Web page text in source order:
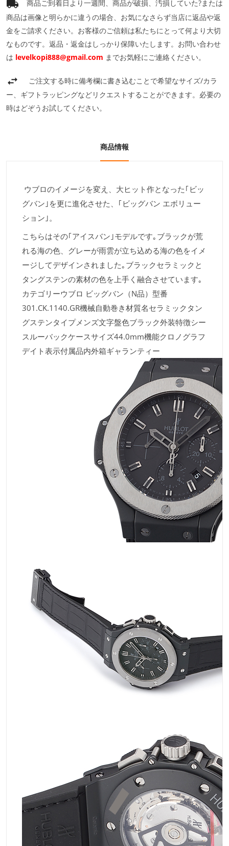
商品ご到着日より一週間、商品が破損、汚損していた?または
商品は画像と明らかに違うの場合、お気になさらず当店に返品や返
金をご請求ください。お客様のご信頼は私たちにとって何より大切
なものです。返品・返金はしっかり保障いたします。お問い合わせ
は levelkopi888@gmail.com までお気軽にご連絡ください。
ご注文する時に備考欄に書き込むことで希望なサイズ/カラ
ー、ギフトラッピングなどリクエストすることができます。必要の
時はどぞうお試してください。
商品情報
ウブロのイメージを変え、大ヒット作となった｢ビッ
グバン｣を更に進化させた、｢ビッグバン エボリュー
ション｣。
こちらはその｢アイスバン｣モデルです｡ブラックが荒
れる海の色、グレーが雨雲が立ち込める海の色をイメ
ージしてデザインされました｡ブラックセラミックと
タングステンの素材の色を上手く融合させています｡
カテゴリーウブロ ビッグバン（N品）型番
301.CK.1140.GR機械自動巻き材質名セラミックタン
グステンタイプメンズ文字盤色ブラック外装特徴シー
スルーバックケースサイズ44.0mm機能クロノグラフ
デイト表示付属品内外箱ギャランティー